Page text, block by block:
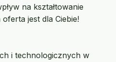
na kształtowanie
jest dla Ciebie!
i technologicznych w